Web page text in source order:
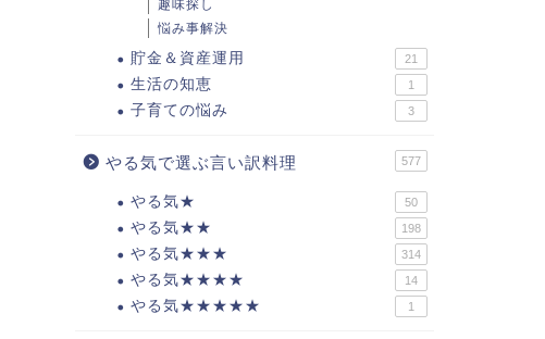
趣味探し
悩み事解決
貯金＆資産運用 21
生活の知恵 1
子育ての悩み 3
やる気で選ぶ言い訳料理 577
やる気★ 50
やる気★★ 198
やる気★★★ 314
やる気★★★★ 14
やる気★★★★★ 1